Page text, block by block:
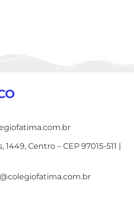
Centro – CEP 97015-511 |